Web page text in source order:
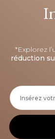
*Explorez
réduction